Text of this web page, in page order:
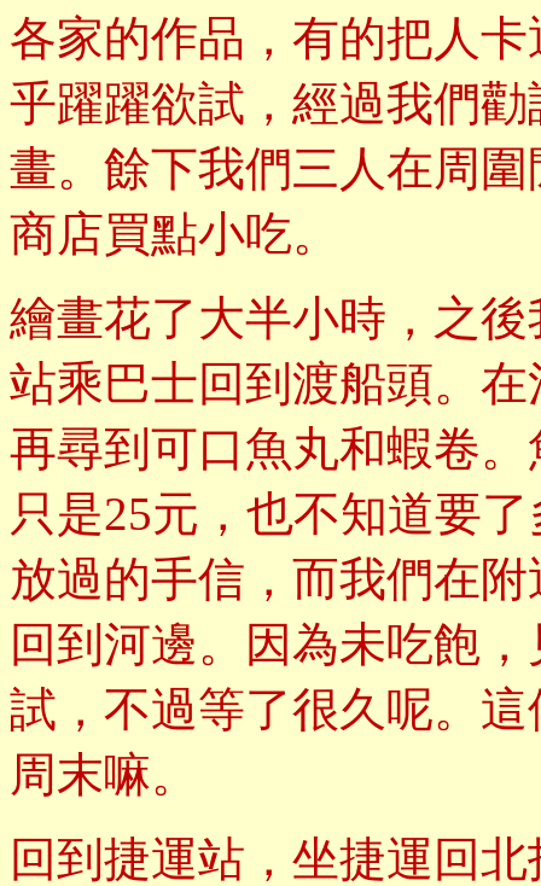
各家的作品，有的把人
乎躍躍欲試，經過我們
畫。餘下我們三人在周
商店買點小吃。
繪畫花了大半小時，之
站乘巴士回到渡船頭。
再尋到可口魚丸和蝦卷
只是25元，也不知道要
放過的手信，而我們在
回到河邊。因為未吃飽
試，不過等了很久呢。
周末嘛。
回到捷運站，坐捷運回